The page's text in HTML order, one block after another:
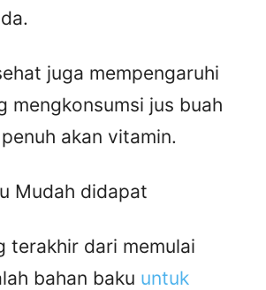
juga mempengaruhi
mengkonsumsi jus buah
akan vitamin.
Mudah didapat
terakhir dari memulai
bahan baku untuk